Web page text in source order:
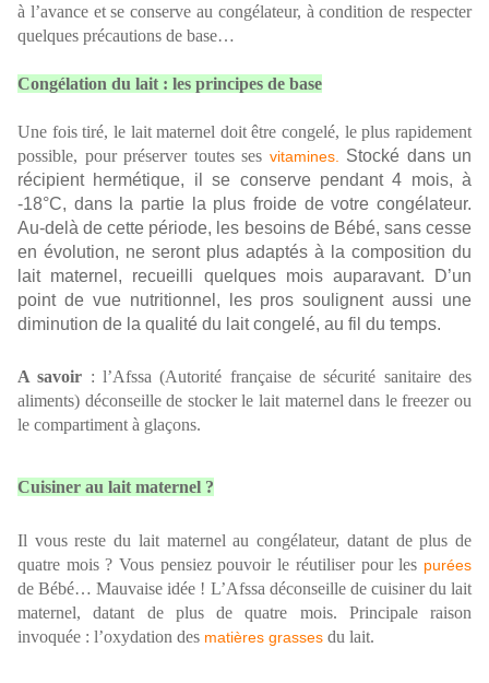
à l’avance et se conserve au congélateur, à condition de respecter
quelques précautions de base…
Congélation du lait : les principes de base
Une fois tiré, le lait maternel doit être congelé, le plus rapidement
possible, pour préserver toutes ses vitamines.
Stocké dans un
récipient hermétique, il se conserve pendant 4 mois, à
-18°C, dans la partie la plus froide de votre congélateur.
Au-delà de cette période, les besoins de Bébé, sans cesse
en évolution, ne seront plus adaptés à la composition du
lait maternel, recueilli quelques mois auparavant. D’un
point de vue nutritionnel, les pros soulignent aussi une
diminution de la qualité du lait congelé, au fil du temps.
A savoir : l’Afssa (Autorité française de sécurité sanitaire des
aliments) déconseille de stocker le lait maternel dans le freezer ou
le compartiment à glaçons.
Cuisiner au lait maternel ?
Il vous reste du lait maternel au congélateur, datant de plus de
quatre mois ? Vous pensiez pouvoir le réutiliser pour les purées
de Bébé… Mauvaise idée ! L’Afssa déconseille de cuisiner du lait
maternel, datant de plus de quatre mois. Principale raison
invoquée : l’oxydation des matières grasses du lait.